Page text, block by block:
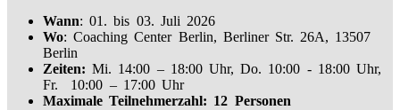
Wann: 01. bis 03. Juli 2026
Wo: Coaching Center Berlin, Berliner Str. 26A, 13507
Berlin
Zeiten:Mi. 14:00 – 18:00 Uhr, Do. 10:00 - 18:00 Uhr,
Fr. 10:00 – 17:00 Uhr
Maximale Teilnehmerzahl: 12 Personen